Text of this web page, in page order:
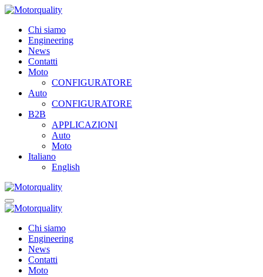
Chi siamo
Engineering
News
Contatti
Moto
CONFIGURATORE
Auto
CONFIGURATORE
B2B
APPLICAZIONI
Auto
Moto
Italiano
English
Chi siamo
Engineering
News
Contatti
Moto